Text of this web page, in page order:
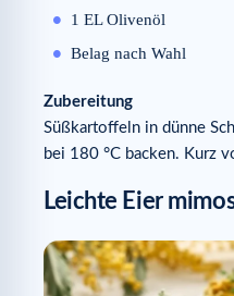
1 EL Olivenöl
Belag nach Wahl
Zubereitung
Süßkartoffeln in dünne
bei 180 °C backen. Kurz
Leichte Eier